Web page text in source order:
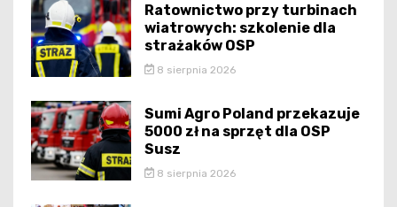
Ratownictwo przy turbinach
wiatrowych: szkolenie dla
strażaków OSP
8 sierpnia 2026
Sumi Agro Poland przekazuje
5000 zł na sprzęt dla OSP
Susz
8 sierpnia 2026